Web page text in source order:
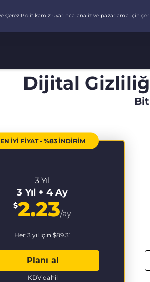
Dijital
EN İYİ FİYAT - %83 İNDİRİM
3 Yıl
3 Yıl + 4 Ay
$2.23/ay
Her 3 yıl için $89.31
Planı al
KDV dahil